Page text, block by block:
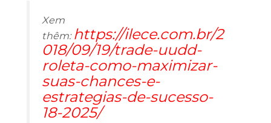
Xem
thêm: https://ilece.com.br/2
018/09/19/trade-uudd-
roleta-como-maximizar-
suas-chances-e-
estrategias-de-sucesso-
18-2025/